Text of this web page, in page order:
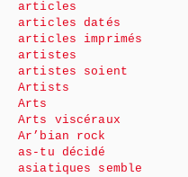
articles
articles datés
articles imprimés
artistes
artistes soient
Artists
Arts
Arts viscéraux
Ar’bian rock
as-tu décidé
asiatiques semble